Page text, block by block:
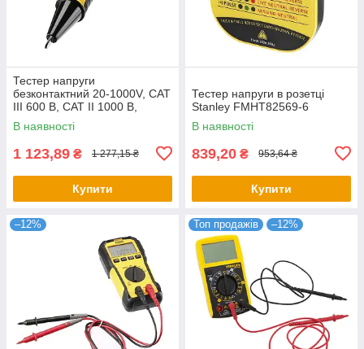
Тестер напруги
безконтактний 20-1000V, CAT
III 600 В, CAT II 1000 В,
виявлення металу 20мм
Stanley FMHT82567-0
В наявності
1 123,89 ₴ 1 277,15 ₴
Купити
Тестер напруги в розетці
Stanley FMHT82569-6
В наявності
839,20 ₴ 953,64 ₴
Купити
–12% Топ продажів –12%